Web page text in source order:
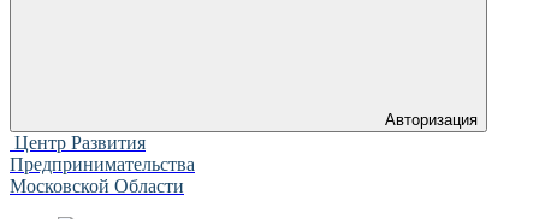
Авторизация
Центр Развития
Предпринимательства
Московской Области